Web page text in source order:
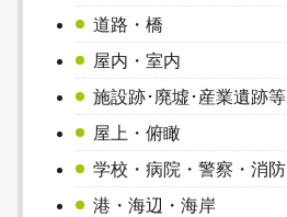
道路・橋
屋内・室内
施設跡･廃墟･産業遺跡等
屋上・俯瞰
学校・病院・警察・消防
港・海辺・海岸